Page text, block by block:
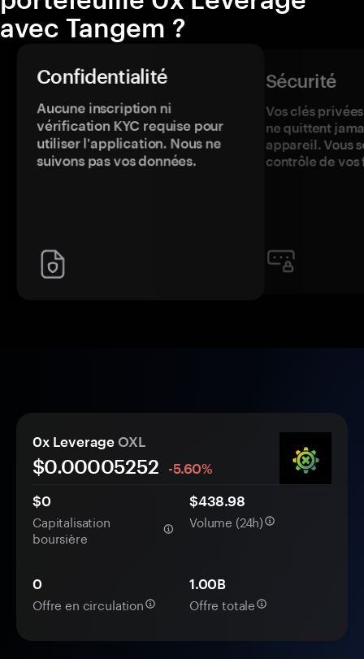
avec Tangem ?
Confidentialité
Aucune inscription ni
vérification KYC requise pour
utiliser l'application. Nous ne
suivons pas vos données.
Sécurité
Vos clés
ne quittent
appareil. Vous
contrôle de vos
0x Leverage OXL
$0.00005252
-5.60%
$0
Capitalisation
boursière
$438.98
Volume (24h)
0
Offre en circulation
1.00B
Offre totale